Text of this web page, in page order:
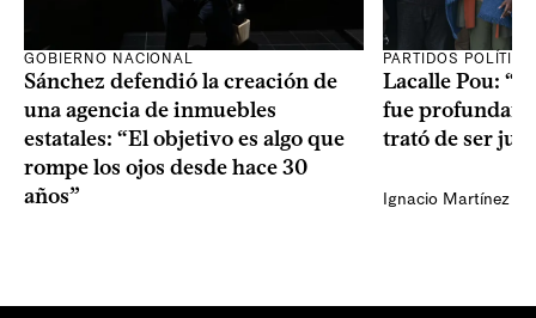
GOBIERNO NACIONAL
Sánchez defendió la creación de
una agencia de inmuebles
estatales: “El objetivo es algo que
rompe los ojos desde hace 30
años”
PARTIDOS
Lacalle Pou:
fue
trató de ser
Ignacio Martínez